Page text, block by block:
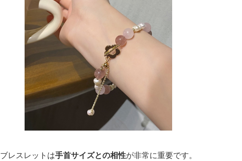
ブレスレットは手首サイズとの相性が非常に重要です。